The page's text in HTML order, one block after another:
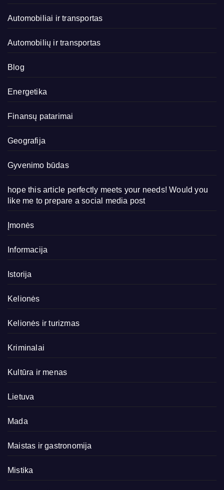
Automobiliai ir transportas
Automobilių ir transportas
Blog
Energetika
Finansų patarimai
Geografija
Gyvenimo būdas
hope this article perfectly meets your needs! Would you
like me to prepare a social media post
Įmonės
Informacija
Istorija
Kelionės
Kelionės ir turizmas
Kriminalai
Kultūra ir menas
Lietuva
Mada
Maistas ir gastronomija
Mistika